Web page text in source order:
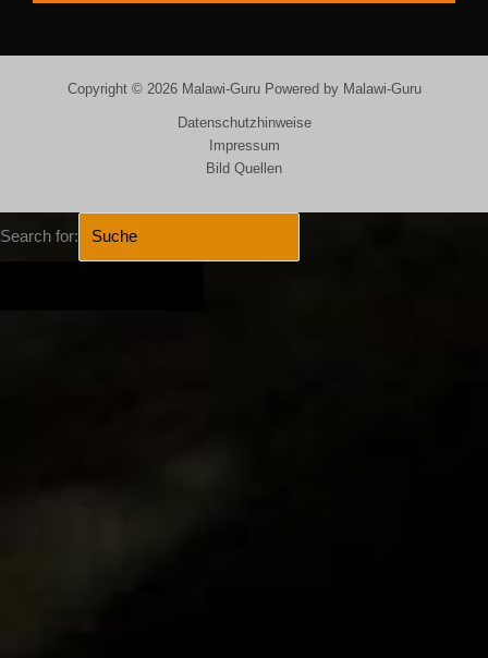
Copyright © 2026 Malawi-Guru Powered by Malawi-Guru
Datenschutzhinweise
Impressum
Bild Quellen
Search for: